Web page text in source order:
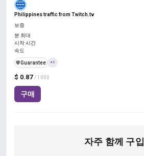
Philippines traffic from Twitch.tv
$ 0.87 / 1000
구매
보증
분 최대
시작 시간
속도
️🛡️Guarantee +1
자주 함께 구입